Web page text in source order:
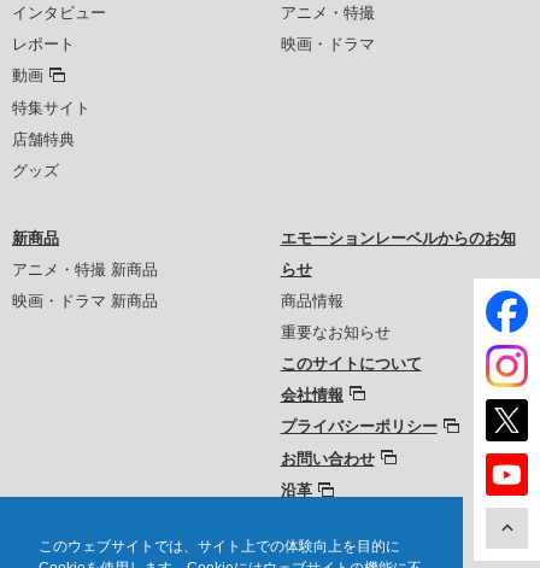
このウェブサイトでは、サイト上での体験向上を目的に
インタビュー
レポート
動画
特集サイト
店舗特典
グッズ
アニメ・特撮
映画・ドラマ
新商品
アニメ・特撮 新商品
映画・ドラマ 新商品
エモーションレーベルからのお知
らせ
商品情報
重要なお知らせ
このサイトについて
会社情報
プライバシーポリシー
お問い合わせ
沿革